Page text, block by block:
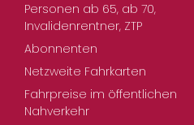
Personen ab 65, ab 70,
Invalidenrentner, ZTP
Abonnenten
Netzweite Fahrkarten
Fahrpreise im öffentlichen
Nahverkehr